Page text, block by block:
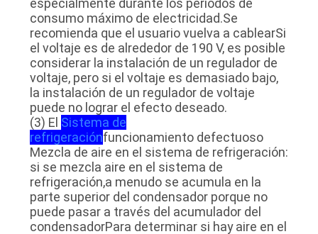
especialmente durante los períodos de
consumo máximo de electricidad.Se
recomienda que el usuario vuelva a cablearSi
el voltaje es de alrededor de 190 V, es posible
considerar la instalación de un regulador de
voltaje, pero si el voltaje es demasiado bajo,
la instalación de un regulador de voltaje
puede no lograr el efecto deseado.
(3) El Sistema de
refrigeraciónfuncionamiento defectuoso
Mezcla de aire en el sistema de refrigeración:
si se mezcla aire en el sistema de
refrigeración,a menudo se acumula en la
parte superior del condensador porque no
puede pasar a través del acumulador del
condensadorPara determinar si hay aire en el